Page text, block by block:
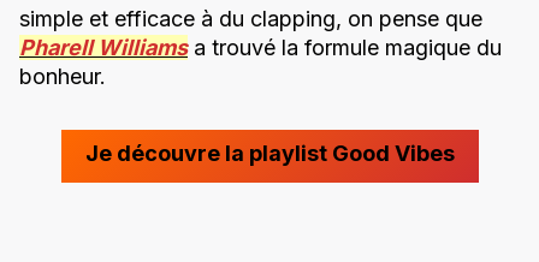
simple et efficace à du clapping, on pense que
Pharell Williamsa trouvé la formule magique du
bonheur.
Je découvre la playlist Good Vibes